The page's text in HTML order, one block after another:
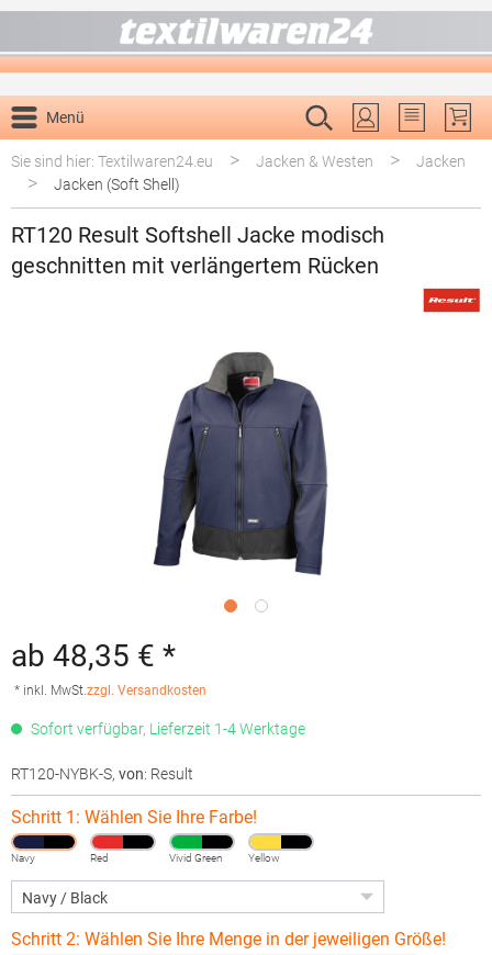
Menü
Du hast 0
Sie sind hier: Textilwaren24.eu
> Jacken & Westen > Jacken
> Jacken (Soft Shell)
RT120 Result Softshell Jacke modisch
geschnitten mit verlängertem Rücken
ab 48,35 € *
* inkl. MwSt.zzgl. Versandkosten
Sofort verfügbar, Lieferzeit 1-4 Werktage
RT120-NYBK-S, von: Result
Schritt 1: Wählen Sie Ihre Farbe!
Navy Red Vivid Green Yellow
Schritt 2: Wählen Sie Ihre Menge in der jeweiligen Größe!